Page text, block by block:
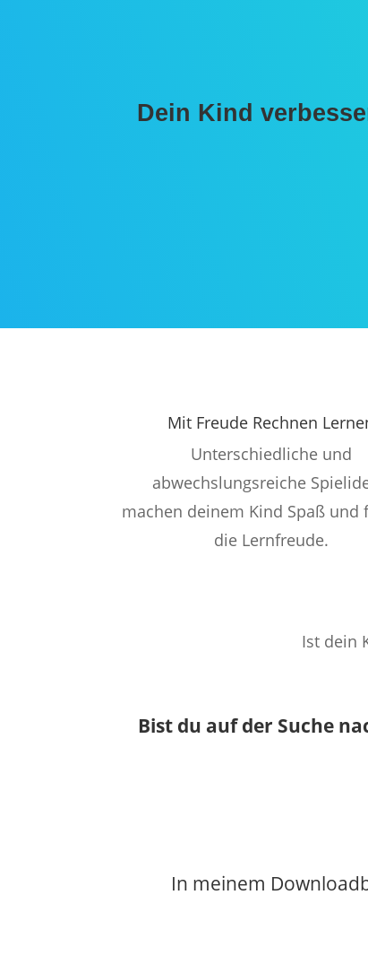
Dein Kind
Mit Freude Rechnen
Unterschiedliche und
abwechslungsreiche
machen deinem Kind Spaß und
die Lernfreude.
Ist dein
Bist du auf der Suche
In meinem